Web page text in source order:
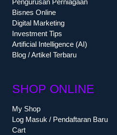
Pengurusan Perniagaan
Bisnes Online
Digital Marketing
Investment Tips
Artificial Intelligence (AI)
Blog / Artikel Terbaru
SHOP ONLINE
My Shop
Log Masuk / Pendaftaran Baru
Cart